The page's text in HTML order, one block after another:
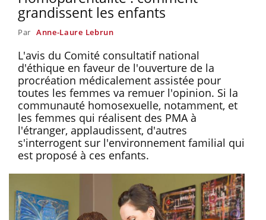
grandissent les enfants
Par Anne-Laure Lebrun
L'avis du Comité consultatif national
d'éthique en faveur de l'ouverture de la
procréation médicalement assistée pour
toutes les femmes va remuer l'opinion. Si la
communauté homosexuelle, notamment, et
les femmes qui réalisent des PMA à
l'étranger, applaudissent, d'autres
s'interrogent sur l'environnement familial qui
est proposé à ces enfants.